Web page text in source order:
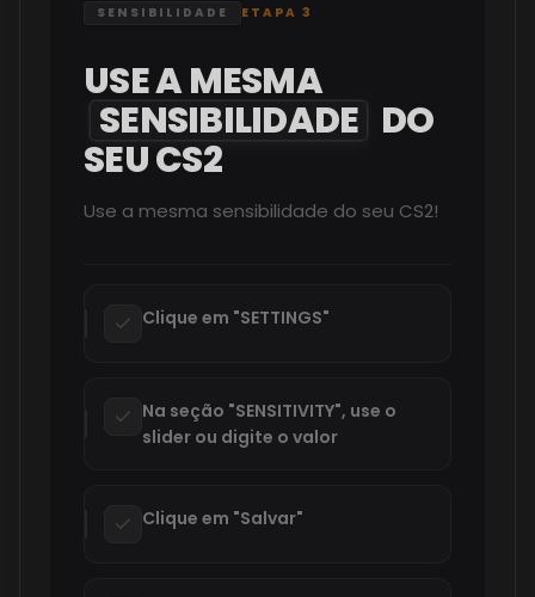
SENSIBILIDADE ETAPA 3
USEAMESMA
SENSIBILIDADE DO
SEUCS2
Use a mesma sensibilidade do seu CS2!
Clique em "SETTINGS"
Na seção "SENSITIVITY", use o
slider ou digite o valor
Clique em "Salvar"